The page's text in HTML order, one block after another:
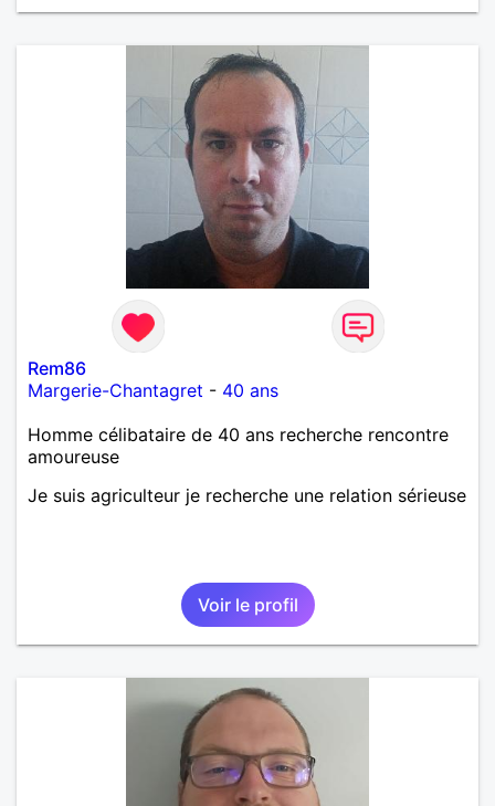
Rem86
Margerie-Chantagret - 40 ans
Homme célibataire de 40 ans recherche rencontre
amoureuse
Je suis agriculteur je recherche une relation sérieuse
Voir le profil